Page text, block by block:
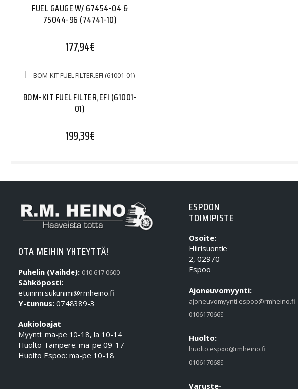
FUEL GAUGE W/ 67454-04 &
75044-96 (74741-10)
177,94€
BOM-KIT FUEL FILTER,EFI (61001-
01)
199,39€
OTA MEIHIN YHTEYTTÄ!
Puhelin (Vaihde): 010 617 0600
Sähköposti:
etunimi.sukunimi@rmheino.fi
Y-tunnus: 0748389-3
Aukioloajat
Myynti: ma-pe 10-18, la 10-14
Huolto Tampere: ma-pe 09-17
Huolto Espoo: ma-pe 10-18
ESPOON
TOIMIPISTE
Osoite:
Hiirisuontie
2, 02970
Espoo
Ajoneuvomyynti:
ajoneuvomyynti.espoo@rmheino.fi
0106170669
Huolto:
huolto.espoo@rmheino.fi
0106170689
Varuste-